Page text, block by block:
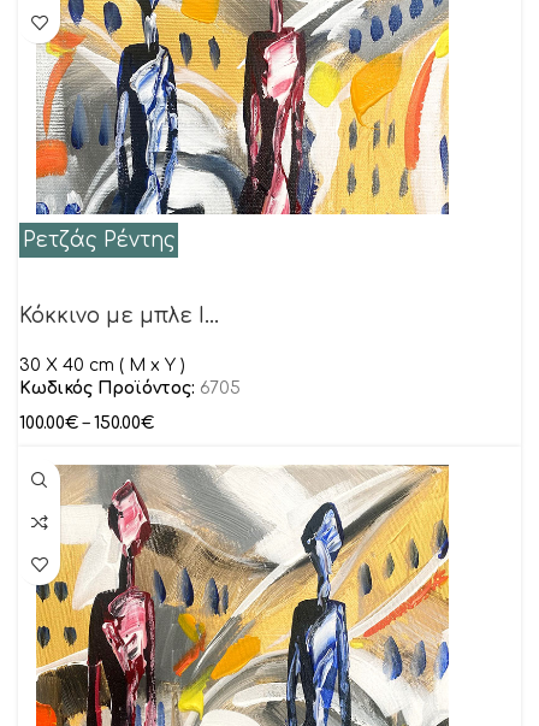
Ρετζάς Ρέντης
Κόκκινο με μπλε I…
30 Χ 40 cm ( M x Y )
Κωδικός Προϊόντος: 6705
100.00€ – 150.00€